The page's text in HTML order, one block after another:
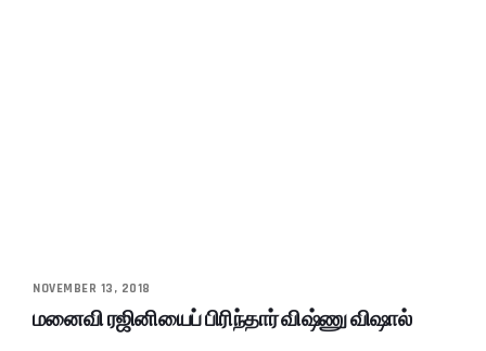
NOVEMBER 13, 2018
மனைவி ரஜினியைப் பிரிந்தார் விஷ்ணு விஷால்